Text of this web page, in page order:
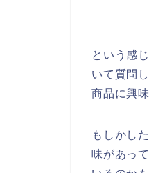
という感
いて質問
商品に興
もしかし
味があっ